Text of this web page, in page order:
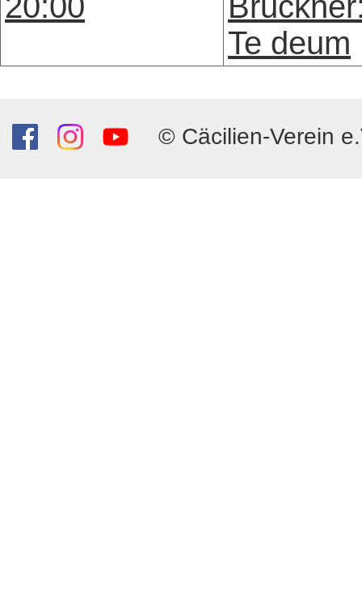
Te deum
© Cäcilien-Verein